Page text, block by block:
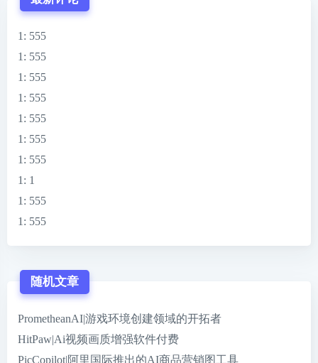
1 : 555
1 : 555
1 : 555
1 : 555
1 : 555
1 : 555
1 : 555
1 : 1
1 : 555
1 : 555
随机文章
PrometheanAI|游戏环境创建领域的开拓者
HitPaw|Ai视频画质增强软件付费
PicCopilot|阿里国际推出的AI商品营销图工具